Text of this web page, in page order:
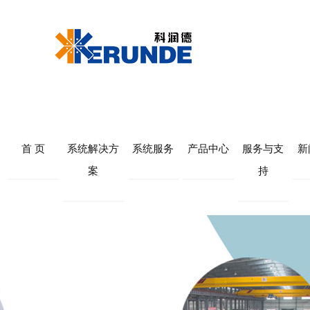
首 页
系统解决方
案
系统服务 产品中心
服务与支
持